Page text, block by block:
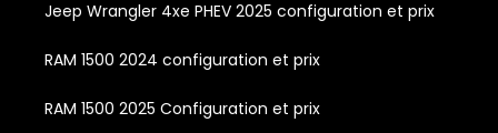
Jeep Wrangler 4xe PHEV 2025 configuration et prix
RAM 1500 2024 configuration et prix
RAM 1500 2025 Configuration et prix